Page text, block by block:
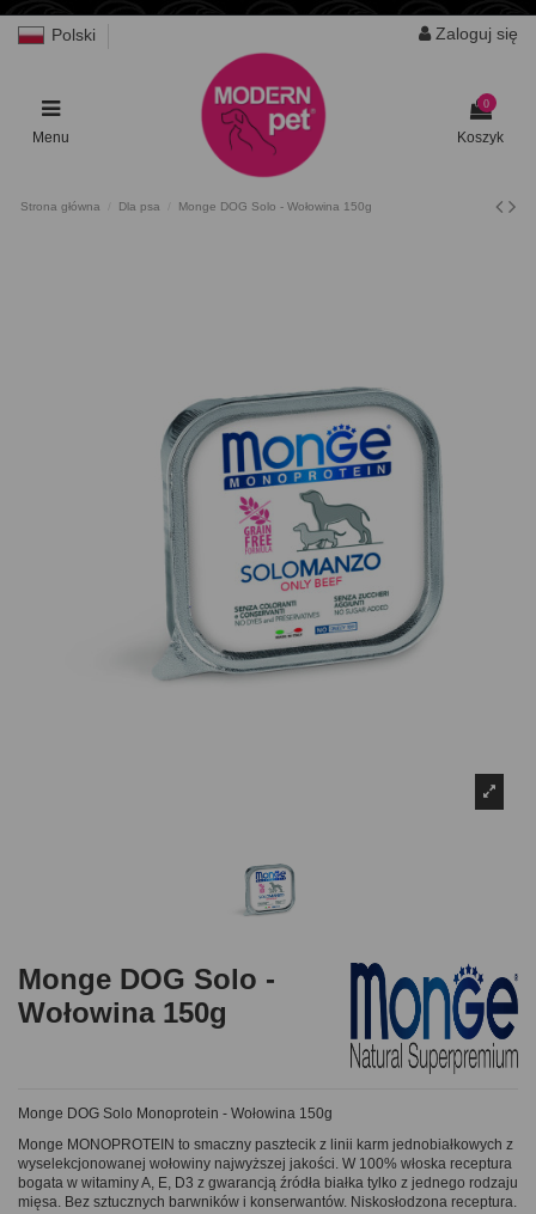
Polski Zaloguj się
Menu
0
Koszyk
Strona główna Dla psa Monge DOG Solo - Wołowina 150g
Monge DOG Solo -
Wołowina 150g
Monge DOG Solo Monoprotein - Wołowina 150g
Monge MONOPROTEIN to smaczny pasztecik z linii karm jednobiałkowych z
wyselekcjonowanej wołowiny najwyższej jakości. W 100% włoska receptura
bogata w witaminy A, E, D3 z gwarancją źródła białka tylko z jednego rodzaju
mięsa. Bez sztucznych barwników i konserwantów. Niskosłodzona receptura.